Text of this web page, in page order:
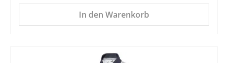
In den Warenkorb